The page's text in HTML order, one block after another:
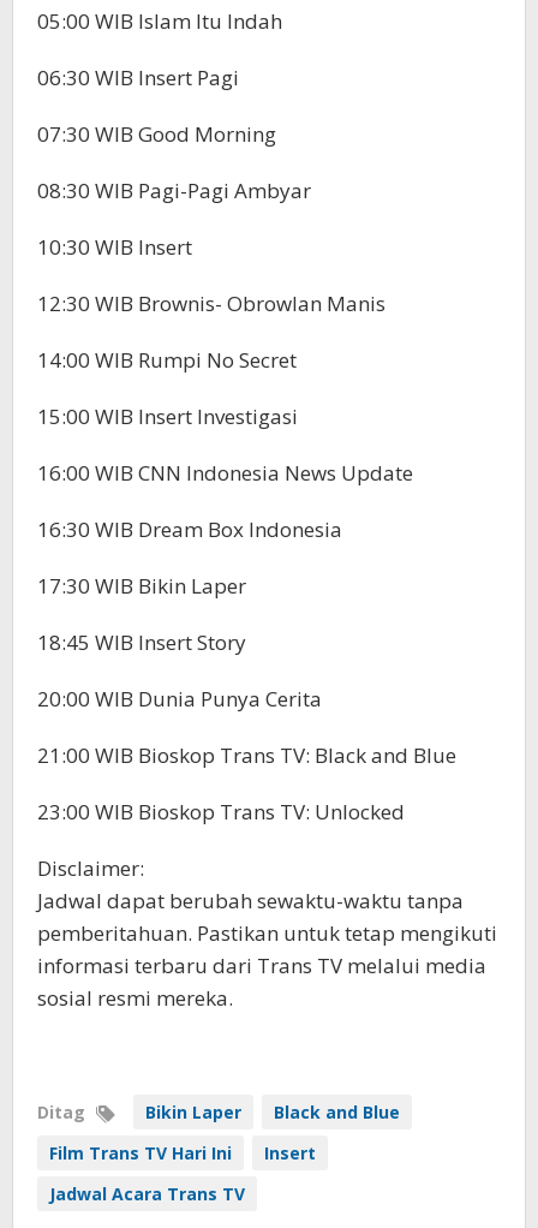
05:00 WIB Islam Itu Indah
06:30 WIB Insert Pagi
07:30 WIB Good Morning
08:30 WIB Pagi-Pagi Ambyar
10:30 WIB Insert
12:30 WIB Brownis- Obrowlan Manis
14:00 WIB Rumpi No Secret
15:00 WIB Insert Investigasi
16:00 WIB CNN Indonesia News Update
16:30 WIB Dream Box Indonesia
17:30 WIB Bikin Laper
18:45 WIB Insert Story
20:00 WIB Dunia Punya Cerita
21:00 WIB Bioskop Trans TV: Black and Blue
23:00 WIB Bioskop Trans TV: Unlocked
Disclaimer:
Jadwal dapat berubah sewaktu-waktu tanpa
pemberitahuan. Pastikan untuk tetap mengikuti
informasi terbaru dari Trans TV melalui media
sosial resmi mereka.
Ditag Bikin Laper
Black and Blue
Film Trans TV Hari Ini
Insert
Jadwal Acara Trans TV